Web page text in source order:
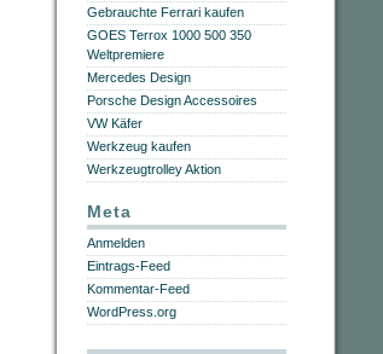
Gebrauchte Ferrari kaufen
GOES Terrox 1000 500 350
Weltpremiere
Mercedes Design
Porsche Design Accessoires
VW Käfer
Werkzeug kaufen
Werkzeugtrolley Aktion
Meta
Anmelden
Eintrags-Feed
Kommentar-Feed
WordPress.org